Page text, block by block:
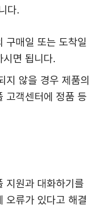
다.
구매일 또는 도착일
면 됩니다.
지 않을 경우 제품의
고객센터에 정품 등
지원과 대화하기를
오류가 있다고 해결